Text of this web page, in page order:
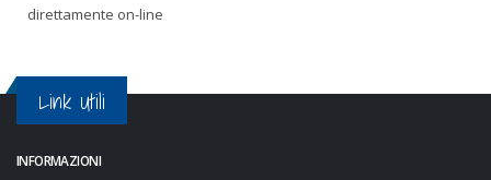
direttamente on-line
Link Utili
INFORMAZIONI